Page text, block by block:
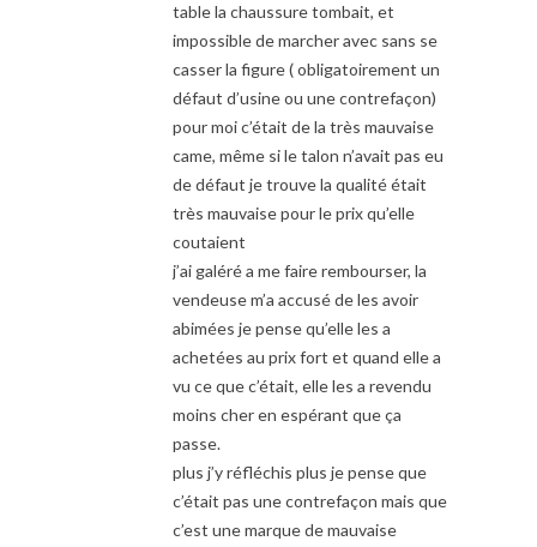
table la chaussure tombait, et
impossible de marcher avec sans se
casser la figure ( obligatoirement un
défaut d’usine ou une contrefaçon)
pour moi c’était de la très mauvaise
came, même si le talon n’avait pas eu
de défaut je trouve la qualité était
très mauvaise pour le prix qu’elle
coutaient
j’ai galéré a me faire rembourser, la
vendeuse m’a accusé de les avoir
abimées je pense qu’elle les a
achetées au prix fort et quand elle a
vu ce que c’était, elle les a revendu
moins cher en espérant que ça
passe.
plus j’y réfléchis plus je pense que
c’était pas une contrefaçon mais que
c’est une marque de mauvaise